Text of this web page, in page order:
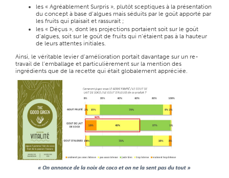
les « Agréablement Surpris », plutôt sceptiques à la présentation
du concept à base d’algues mais séduits par le goût apporté par
les fruits qui plaisait et rassurait ;
les « Déçus », dont les projections portaient soit sur le goût
d’algues, soit sur le goût de fruits qui n’étaient pas à la hauteur
de leurs attentes initiales.
Ainsi, le véritable levier d’amélioration portait davantage sur un re-
travail de l’emballage et particulièrement sur la mention des
ingrédients que de la recette qui était globalement appréciée.